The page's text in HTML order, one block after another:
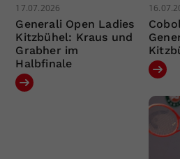
17.07.2026
Generali Open Ladies
Kitzbühel: Kraus und
Grabher im
Halbfinale